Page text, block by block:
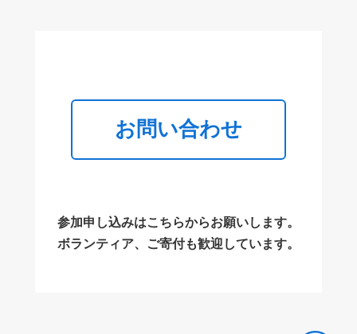
お問い合わせ
参加申し込みはこちらからお願いします。
ボランティア、ご寄付も歓迎しています。